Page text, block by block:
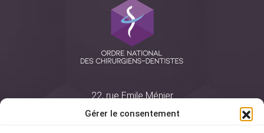
Gérer le consentement
22, rue Emile Ménier
75761 Paris Cedex 16